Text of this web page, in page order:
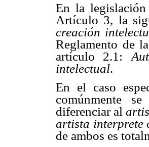
En la
Artículo 3, la
creación
Reglamento de
artículo 2.1: 
intelectual.
En el caso
comúnmente
diferenciar al 
artista interprete
de ambos es